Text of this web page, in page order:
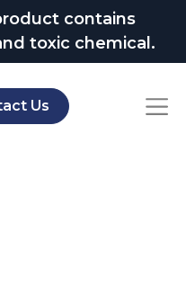
contains
toxic chemical.
Us